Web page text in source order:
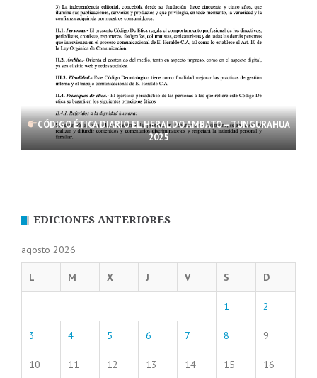
CÓDIGO ÉTICA DIARIO EL HERALDO AMBATO – TUNGURAHUA
2025
EDICIONES ANTERIORES
agosto 2026
L M X J V S D
1 2
3 4 5 6 7 8 9
10 11 12 13 14 15 16